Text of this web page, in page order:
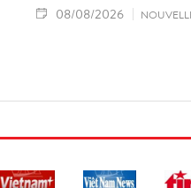
08/08/2026